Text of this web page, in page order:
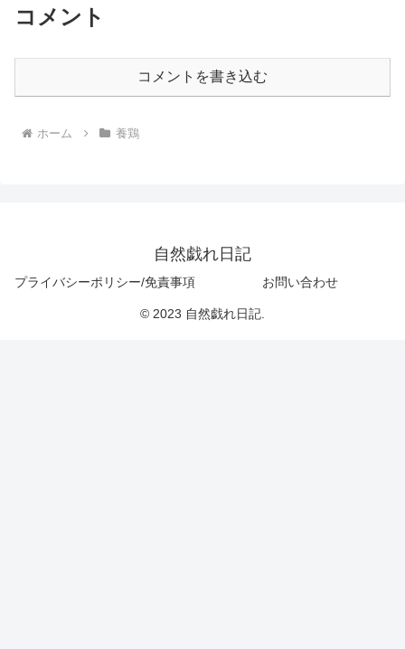
コメント
コメントを書き込む
ホーム 養鶏
自然戯れ日記
プライバシーポリシー/免責事項 お問い合わせ
© 2023 自然戯れ日記.